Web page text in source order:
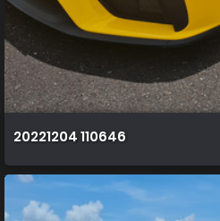
20221204 110646